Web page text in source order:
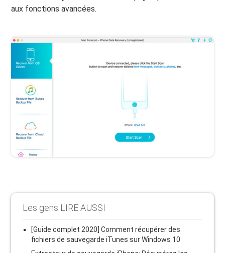
aux fonctions avancées.
Les gens LIRE AUSSI
[Guide complet 2020] Comment récupérer des
fichiers de sauvegarde iTunes sur Windows 10